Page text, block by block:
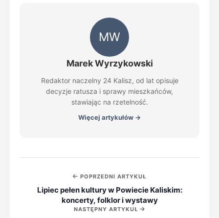
MW
Marek Wyrzykowski
Redaktor naczelny 24 Kalisz, od lat opisuje
decyzje ratusza i sprawy mieszkańców,
stawiając na rzetelność.
Więcej artykułów →
POPRZEDNI ARTYKUŁ
Lipiec pełen kultury w Powiecie Kaliskim:
koncerty, folklor i wystawy
NASTĘPNY ARTYKUŁ